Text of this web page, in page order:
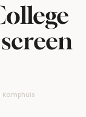
Kamphuis